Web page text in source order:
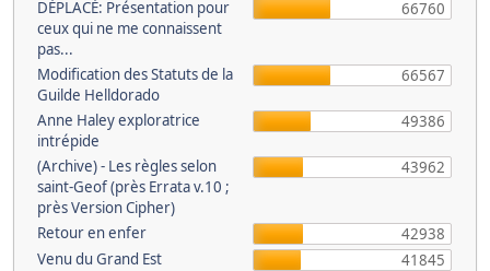
DÉPLACÉ: Présentation pour
ceux qui ne me connaissent
pas...
66760
Modification des Statuts de la
Guilde Helldorado
66567
Anne Haley exploratrice
intrépide
49386
(Archive) - Les règles selon
saint-Geof (près Errata v.10 ;
près Version Cipher)
43962
Retour en enfer
42938
Venu du Grand Est
41845